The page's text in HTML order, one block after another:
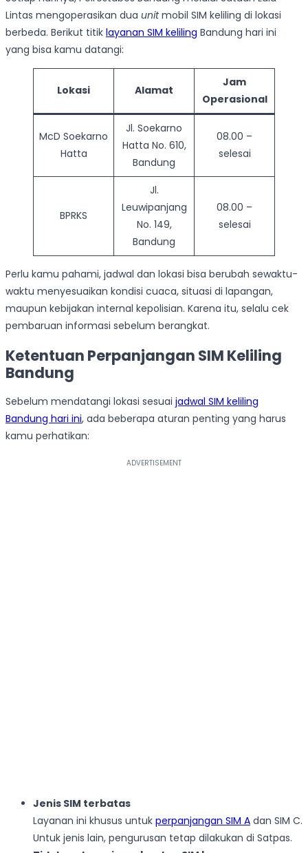
Lintas mengoperasikan dua unitmobil SIM keliling di lokasi
berbeda. Berikut titik layanan SIM keliling Bandung hari ini
yang bisa kamu datangi:
Lokasi Alamat
Jam
Operasional
McD Soekarno
Hatta
Jl. Soekarno
Hatta No. 610,
Bandung
08.00 –
selesai
BPRKS
Jl.
Leuwipanjang
No. 149,
Bandung
08.00 –
selesai
Perlu kamu pahami, jadwal dan lokasi bisa berubah sewaktu-
waktu menyesuaikan kondisi cuaca, situasi di lapangan,
maupun kebijakan internal kepolisian. Karena itu, selalu cek
pembaruan informasi sebelum berangkat.
Ketentuan Perpanjangan SIM Keliling
Bandung
Sebelum mendatangi lokasi sesuai jadwal SIM keliling
Bandung hari ini, ada beberapa aturan penting yang harus
kamu perhatikan:
Jenis SIM terbatas
Layanan ini khusus untuk perpanjangan SIM A dan SIM C.
Untuk jenis lain, pengurusan tetap dilakukan di Satpas.